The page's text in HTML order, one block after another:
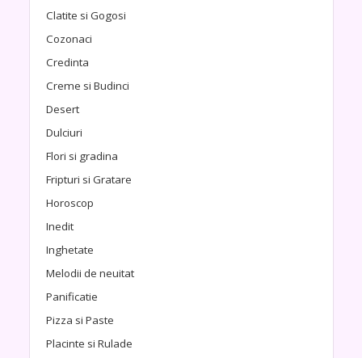
Clatite si Gogosi
Cozonaci
Credinta
Creme si Budinci
Desert
Dulciuri
Flori si gradina
Fripturi si Gratare
Horoscop
Inedit
Inghetate
Melodii de neuitat
Panificatie
Pizza si Paste
Placinte si Rulade